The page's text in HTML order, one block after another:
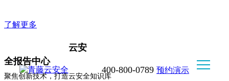
了解更多
400-800-0789 预约演示
云安
全报告中心
聚焦创新技术，打造云安全知识库